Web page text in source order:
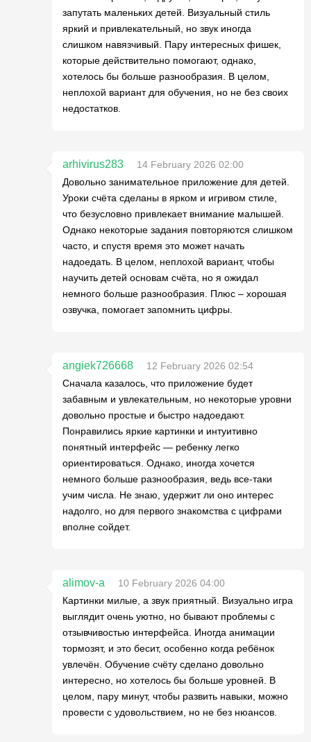
запутать маленьких детей. Визуальный стиль
яркий и привлекательный, но звук иногда
слишком навязчивый. Пару интересных фишек,
которые действительно помогают, однако,
хотелось бы больше разнообразия. В целом,
неплохой вариант для обучения, но не без своих
недостатков.
arhivirus283
14 February 2026 02:00
Довольно занимательное приложение для детей.
Уроки счёта сделаны в ярком и игривом стиле,
что безусловно привлекает внимание малышей.
Однако некоторые задания повторяются слишком
часто, и спустя время это может начать
надоедать. В целом, неплохой вариант, чтобы
научить детей основам счёта, но я ожидал
немного больше разнообразия. Плюс – хорошая
озвучка, помогает запомнить цифры.
angiek726668
12 February 2026 02:54
Сначала казалось, что приложение будет
забавным и увлекательным, но некоторые уровни
довольно простые и быстро надоедают.
Понравились яркие картинки и интуитивно
понятный интерфейс — ребенку легко
ориентироваться. Однако, иногда хочется
немного больше разнообразия, ведь все-таки
учим числа. Не знаю, удержит ли оно интерес
надолго, но для первого знакомства с цифрами
вполне сойдет.
alimov-a
10 February 2026 04:00
Картинки милые, а звук приятный. Визуально игра
выглядит очень уютно, но бывают проблемы с
отзывчивостью интерфейса. Иногда анимации
тормозят, и это бесит, особенно когда ребёнок
увлечён. Обучение счёту сделано довольно
интересно, но хотелось бы больше уровней. В
целом, пару минут, чтобы развить навыки, можно
провести с удовольствием, но не без нюансов.